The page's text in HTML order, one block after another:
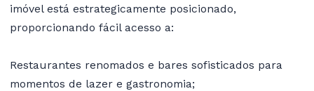
imóvel está estrategicamente posicionado,
proporcionando fácil acesso a:
Restaurantes renomados e bares sofisticados para
momentos de lazer e gastronomia;